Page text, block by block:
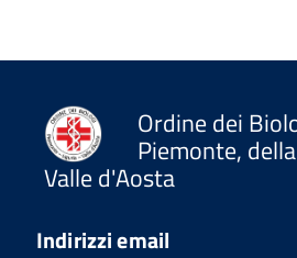
Ordine dei
Piemonte,
Valle d'Aosta
Indirizzi email